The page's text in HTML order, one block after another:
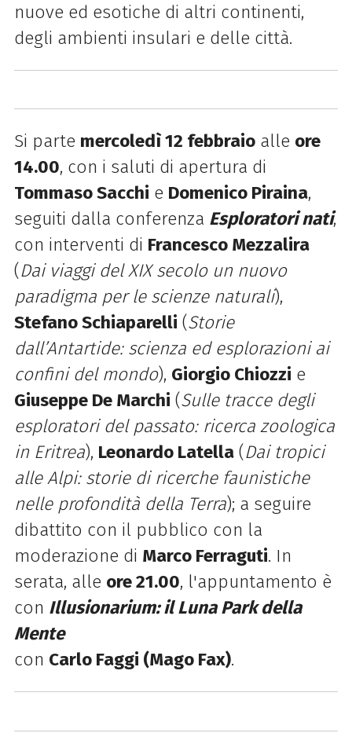
nuove ed esotiche di altri continenti,
degli ambienti insulari e delle città.
Si parte mercoledì 12 febbraioalle ore
14.00, con i saluti di apertura di
Tommaso Sacchi e Domenico Piraina,
seguiti dalla conferenza Esploratori nati,
con interventi di Francesco Mezzalira
(Dai viaggi del XIX secolo un nuovo
paradigma per le scienze naturali),
Stefano Schiaparelli (Storie
dall’Antartide: scienza ed esplorazioni ai
confini del mondo), Giorgio Chiozzi e
Giuseppe De Marchi (Sulle tracce degli
esploratori del passato: ricerca zoologica
in Eritrea), Leonardo Latella(Dai tropici
alle Alpi: storie di ricerche faunistiche
nelle profondità della Terra); a seguire
dibattito con il pubblico con la
moderazione di Marco Ferraguti. In
serata, alle ore 21.00, l'appuntamento è
con Illusionarium: il Luna Park della
Mente
con Carlo Faggi (Mago Fax).